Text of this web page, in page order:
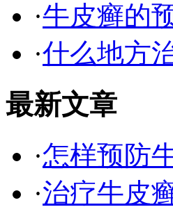
·牛皮癣的
·什么地方
最新文章
·怎样预防
·治疗牛皮